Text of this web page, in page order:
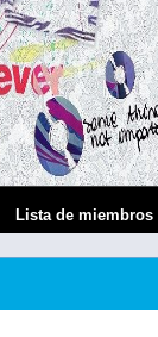
Lista de miembros